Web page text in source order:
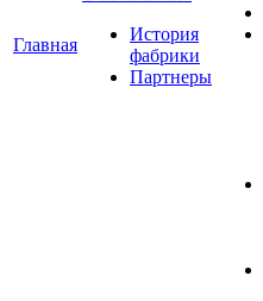
Главная
История
фабрики
Партнеры